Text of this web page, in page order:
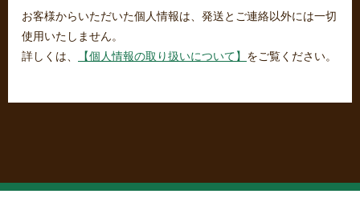
お客様からいただいた個人情報は、発送とご連絡以外には一切
使用いたしません。
詳しくは、
【個人情報の取り扱いについて】 をご覧ください。